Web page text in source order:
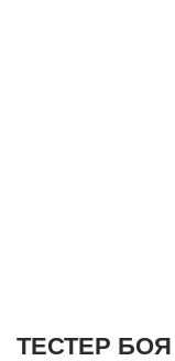
ТЕСТЕР БОЯ